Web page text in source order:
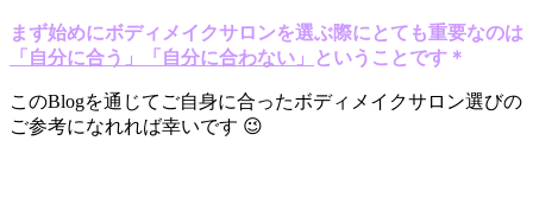
まず始めにボディメイクサロンを選ぶ際にとても重要なのは
「自分に合う」「自分に合わない」
ということです＊
このBlogを通じてご自身に合ったボディメイクサロン選びの
ご参考になれれば幸いです 😉